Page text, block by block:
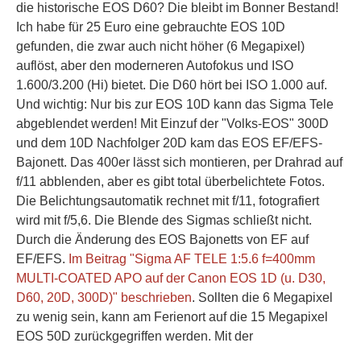
die historische EOS D60? Die bleibt im Bonner Bestand!
Ich habe für 25 Euro eine gebrauchte EOS 10D
gefunden, die zwar auch nicht höher (6 Megapixel)
auflöst, aber den moderneren Autofokus und ISO
1.600/3.200 (Hi) bietet. Die D60 hört bei ISO 1.000 auf.
Und wichtig: Nur bis zur EOS 10D kann das Sigma Tele
abgeblendet werden! Mit Einzuf der "Volks-EOS" 300D
und dem 10D Nachfolger 20D kam das EOS EF/EFS-
Bajonett. Das 400er lässt sich montieren, per Drahrad auf
f/11 abblenden, aber es gibt total überbelichtete Fotos.
Die Belichtungsautomatik rechnet mit f/11, fotografiert
wird mit f/5,6. Die Blende des Sigmas schließt nicht.
Durch die Änderung des EOS Bajonetts von EF auf
EF/EFS. Im Beitrag "Sigma AF TELE 1:5.6 f=400mm
MULTI-COATED APO auf der Canon EOS 1D (u. D30,
D60, 20D, 300D)" beschrieben. Sollten die 6 Megapixel
zu wenig sein, kann am Ferienort auf die 15 Megapixel
EOS 50D zurückgegriffen werden. Mit der